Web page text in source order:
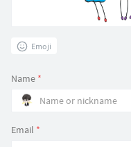
Emoji
Name *
Email *